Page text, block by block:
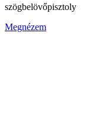
szögbelövőpisztoly
Megnézem